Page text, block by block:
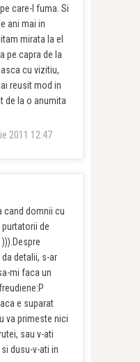
care-l fuma. Si
ani mai in
mirata la el
pe capra de la
cu vizitiu,
reusit mod in
de la o anumita
2011 12:47
cand domnii cu
de
detalii, s-ar
mi faca un
e suparat
va primeste nici
sau v-ati
dusu-v-ati in